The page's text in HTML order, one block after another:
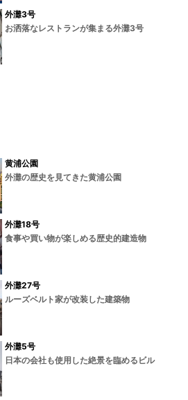
外灘3号
お洒落なレストランが集まる外灘3号
黄浦公園
外灘の歴史を見てきた黄浦公園
外灘18号
食事や買い物が楽しめる歴史的建造物
外灘27号
ルーズベルト家が改装した建築物
外灘5号
日本の会社も使用した絶景を臨めるビル